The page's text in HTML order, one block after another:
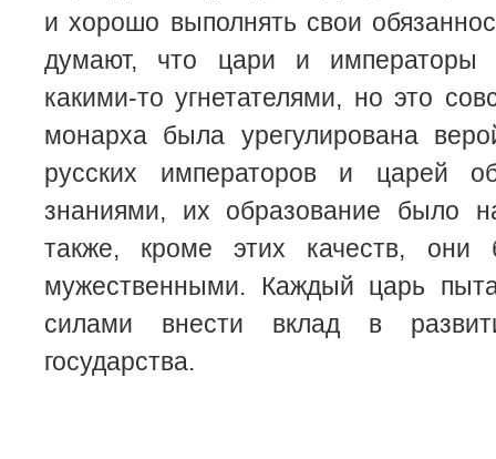
и хорошо выполнять свои
думают, что цари и
какими-то угнетателями, но это
монарха была урегулирована
русских императоров и царей
знаниями, их образование было
также, кроме этих качеств,
мужественными. Каждый царь
силами внести вклад в
государства.